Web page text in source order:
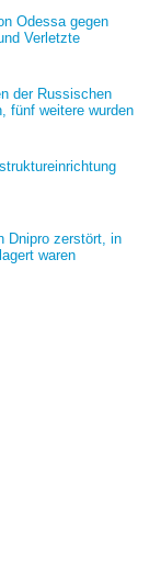
Odessa gegen
Verletzte
der Russischen
fünf weitere wurden
Dnipro zerstört, in
waren